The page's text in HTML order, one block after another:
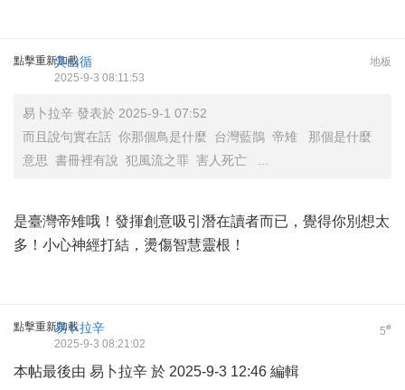
點擊重新加載 地板
吳山循
2025-9-3 08:11:53
易卜拉辛 發表於 2025-9-1 07:52
而且說句實在話 你那個鳥是什麼 台灣藍鵲 帝雉 那個是什麼
意思 書冊裡有說 犯風流之罪 害人死亡 ...
是臺灣帝雉哦！發揮創意吸引潛在讀者而已，覺得你別想太
多！小心神經打結，燙傷智慧靈根！
點擊重新加載 5#
易卜拉辛
2025-9-3 08:21:02
本帖最後由 易卜拉辛 於 2025-9-3 12:46 編輯